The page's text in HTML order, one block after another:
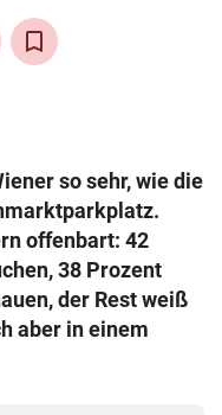
arrow_right
so sehr, wie die
offenbart: 42
38 Prozent
der Rest weiß
aber in einem